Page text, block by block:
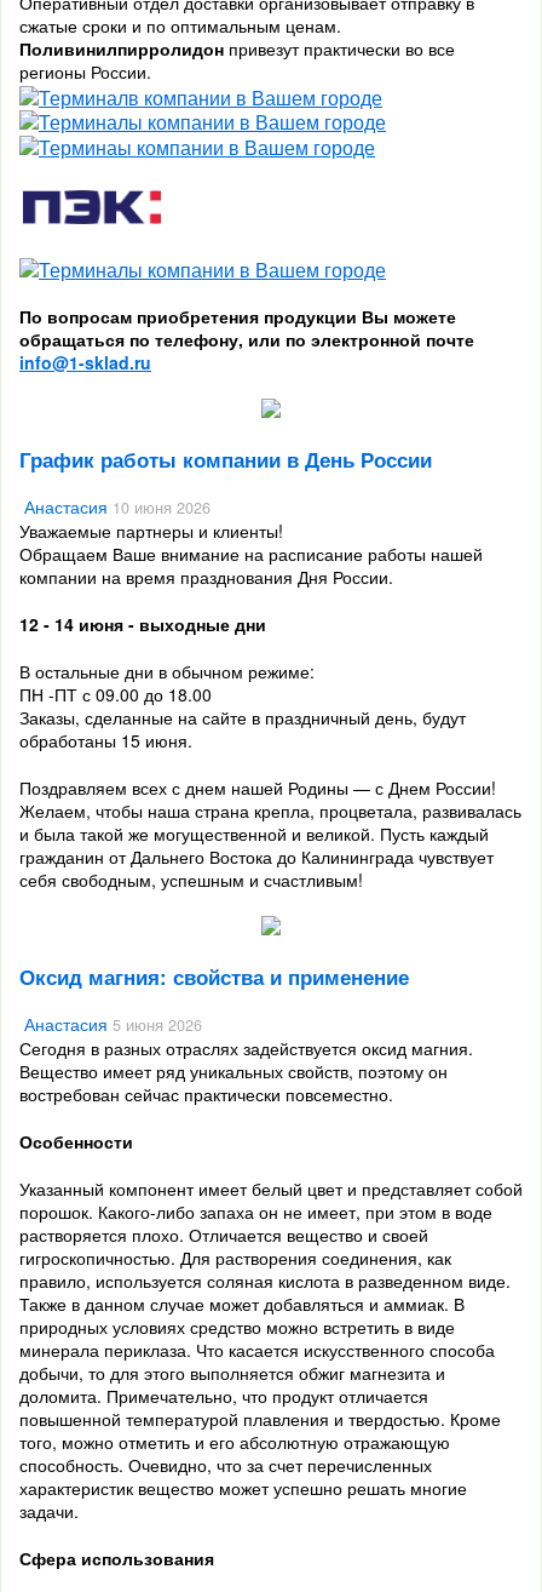
сжатые сроки и по оптимальным ценам.
Поливинилпирролидон привезут практически во все
регионы России.
По вопросам приобретения продукции Вы можете
обращаться по телефону, или по электронной почте
info@1-sklad.ru
График работы компании в День России
Анастасия 10 июня 2026
Уважаемые партнеры и клиенты!
Обращаем Ваше внимание на расписание работы нашей
компании на время празднования Дня России.
12 - 14 июня - выходные дни
В остальные дни в обычном режиме:
ПН -ПТ с 09.00 до 18.00
Заказы, сделанные на сайте в праздничный день, будут
обработаны 15 июня.
Поздравляем всех с днем нашей Родины — с Днем России!
Желаем, чтобы наша страна крепла, процветала, развивалась
и была такой же могущественной и великой. Пусть каждый
гражданин от Дальнего Востока до Калининграда чувствует
себя свободным, успешным и счастливым!
Оксид магния: свойства и применение
Анастасия 5 июня 2026
Сегодня в разных отраслях задействуется оксид магния.
Вещество имеет ряд уникальных свойств, поэтому он
востребован сейчас практически повсеместно.
Особенности
Указанный компонент имеет белый цвет и представляет собой
порошок. Какого-либо запаха он не имеет, при этом в воде
растворяется плохо. Отличается вещество и своей
гигроскопичностью. Для растворения соединения, как
правило, используется соляная кислота в разведенном виде.
Также в данном случае может добавляться и аммиак. В
природных условиях средство можно встретить в виде
минерала периклаза. Что касается искусственного способа
добычи, то для этого выполняется обжиг магнезита и
доломита. Примечательно, что продукт отличается
повышенной температурой плавления и твердостью. Кроме
того, можно отметить и его абсолютную отражающую
способность. Очевидно, что за счет перечисленных
характеристик вещество может успешно решать многие
задачи.
Сфера использования